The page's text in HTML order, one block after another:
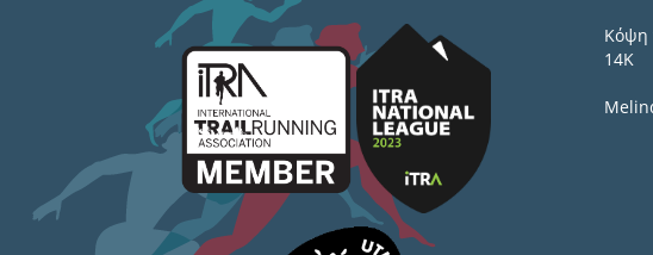
Κόψη
14Κ